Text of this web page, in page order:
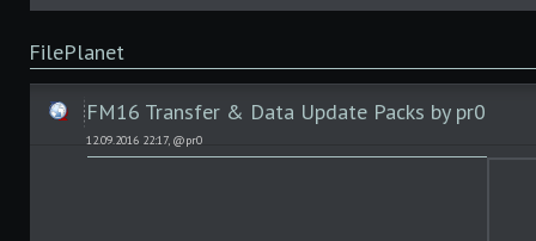
FilePlanet
FM16 Transfer & Data Update Packs by pr0
12.09.2016 22:17, @pr0